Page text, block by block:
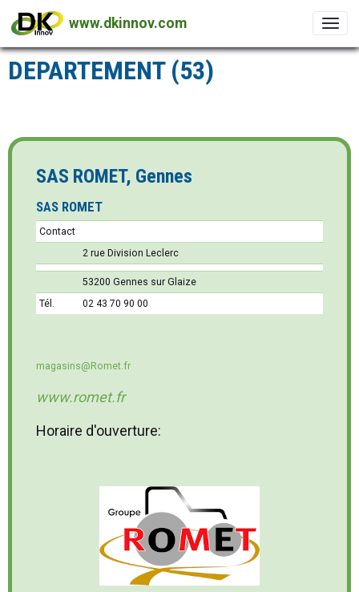
www.dkinnov.com
DEPARTEMENT (53)
SAS ROMET, Gennes
SAS ROMET
Contact
2 rue Division Leclerc
53200 Gennes sur Glaize
Tél.
02 43 70 90 00
magasins@Romet.fr
www.romet.fr
Horaire d'ouverture: